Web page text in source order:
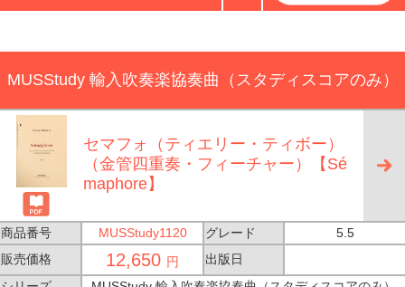
MUSStudy 輸入吹奏楽協奏曲（スタディスコアのみ）
セマフォ（ティエリー・ティボー）
（金管四重奏・フィーチャー）【Sé
maphore】
商品番号 MUSStudy1120 グレード
5.5
販売価格
12,650 円
出版日